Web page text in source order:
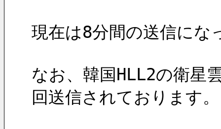
現在は8分間の送信にな
なお、韓国HLL2の衛星
回送信されております。